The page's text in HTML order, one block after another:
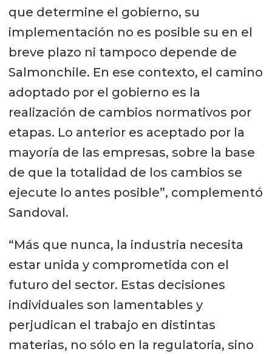
que determine el gobierno, su
implementación no es posible su en el
breve plazo ni tampoco depende de
Salmonchile. En ese contexto, el camino
adoptado por el gobierno es la
realización de cambios normativos por
etapas. Lo anterior es aceptado por la
mayoría de las empresas, sobre la base
de que la totalidad de los cambios se
ejecute lo antes posible”, complementó
Sandoval.
“Más que nunca, la industria necesita
estar unida y comprometida con el
futuro del sector. Estas decisiones
individuales son lamentables y
perjudican el trabajo en distintas
materias, no sólo en la regulatoria, sino